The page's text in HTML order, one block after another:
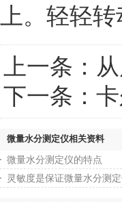
上。轻轻
上一条：
下一条：
微量水分测定仪相关资料
微量水分测定仪的特点
灵敏度是保证微量水分测定